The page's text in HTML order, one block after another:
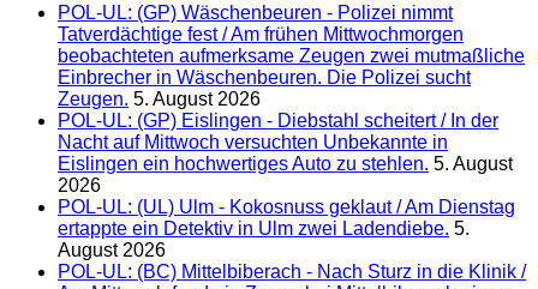
POL-UL: (GP) Wäschenbeuren - Polizei nimmt
Tatverdächtige fest / Am frühen Mittwochmorgen
beobachteten aufmerksame Zeugen zwei mutmaßliche
Einbrecher in Wäschenbeuren. Die Polizei sucht
Zeugen. 5. August 2026
POL-UL: (GP) Eislingen - Diebstahl scheitert / In der
Nacht auf Mittwoch versuchten Unbekannte in
Eislingen ein hochwertiges Auto zu stehlen. 5. August
2026
POL-UL: (UL) Ulm - Kokosnuss geklaut / Am Dienstag
ertappte ein Detektiv in Ulm zwei Ladendiebe. 5.
August 2026
POL-UL: (BC) Mittelbiberach - Nach Sturz in die Klinik /